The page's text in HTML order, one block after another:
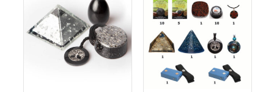
tiene
múltiples
variantes.
Las
opciones